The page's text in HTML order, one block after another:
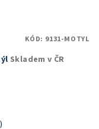
Skladem v ČR
KÓD: 9131-MOTYL